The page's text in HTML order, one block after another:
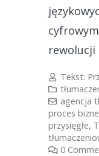
rewolucji
Tekst:
agencja
proces
przysięgłe,
0